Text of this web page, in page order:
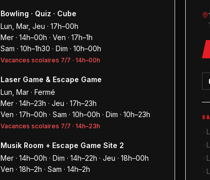
Bowling · Quiz · Cube
Lun, Mar, Jeu · 17h–00h
Mer · 14h–00h · Ven · 17h–1h
Sam · 10h–1h30 · Dim · 10h–00h
Vacances scolaires 7/7 · 14h–00h
Laser Game & Escape Game
Lun, Mar · Fermé
Mer · 14h–23h · Jeu · 17h–23h
Ven · 17h–00h · Sam · 10h–00h · Dim · 10h–23h
Vacances scolaires 7/7 · 14h–23h
Musik Room + Escape Game Site 2
Mer · 14h–00h · Dim · 14h–22h · Jeu · 18h–00h
Ven · 18h–2h · Sam · 14h–2h